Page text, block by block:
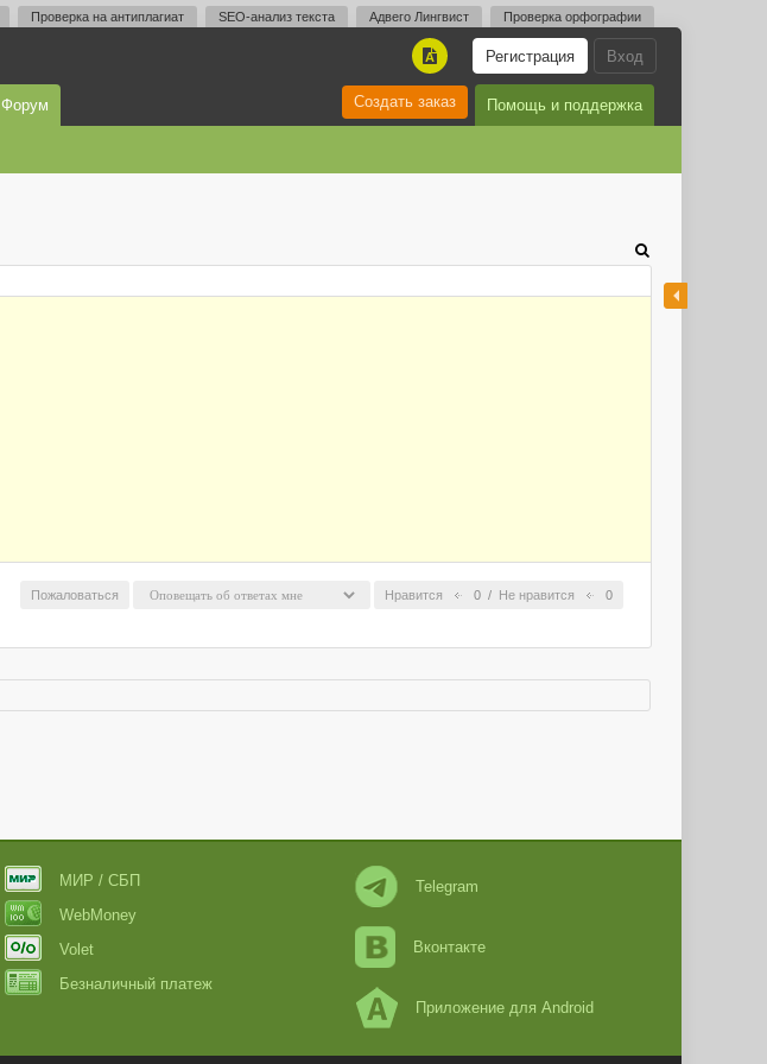
Проверка на антиплагиат SEO-анализ текста Адвего Лингвист Проверка орфографии
Вход
Регистрация
A
Форум Помощь и поддержка
Создать заказ
Нравится 0 / Не нравится 0
Пожаловаться
МИР / СБП
WebMoney
Volet
Безналичный платеж
Telegram
Вконтакте
Приложение для Android